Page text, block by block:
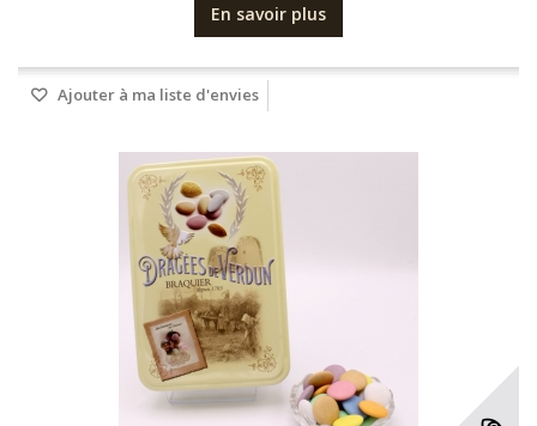
En savoir plus
Ajouter à ma liste d'envies